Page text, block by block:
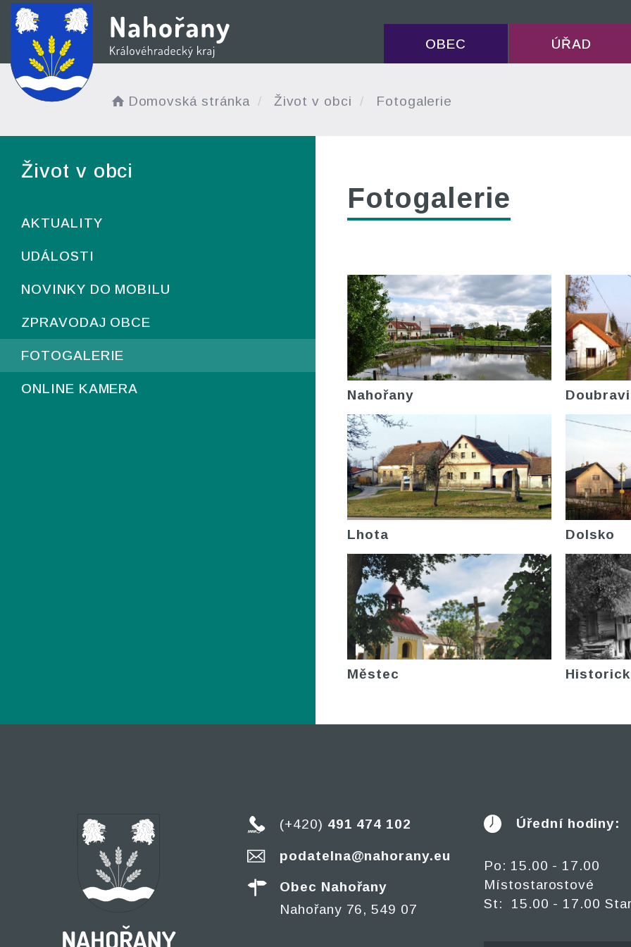
OBEC ÚŘAD
Domovská stránka Život v obci Fotogalerie
Život v obci
AKTUALITY
UDÁLOSTI
NOVINKY DO MOBILU
ZPRAVODAJ OBCE
FOTOGALERIE
ONLINE KAMERA
Fotogalerie
Nahořany
Lhota Dolsko
Městec
(+420) 491 474 102
podatelna@nahorany.eu
Obec Nahořany
Nahořany 76, 549 07
Úřední hodiny:
Po: 15.00 - 17.00
Místostarostové
St: 15.00 - 17.00